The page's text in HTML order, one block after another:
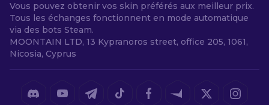
Vous pouvez obtenir vos skin préférés aux meilleur prix.
Tous les échanges fonctionnent en mode automatique
via des bots Steam.
MOONTAIN LTD, 13 Kypranoros street, office 205, 1061,
Nicosia, Cyprus